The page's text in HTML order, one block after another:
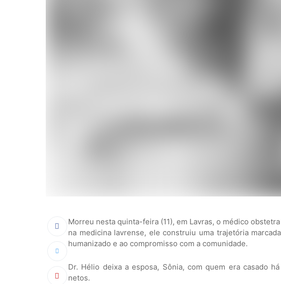
Morreu nesta quinta-feira (11), em Lavras, o médico
na medicina lavrense, ele construiu uma trajetória
humanizado e ao compromisso com a comunidade.
Dr. Hélio deixa a esposa, Sônia, com quem era casado
netos.